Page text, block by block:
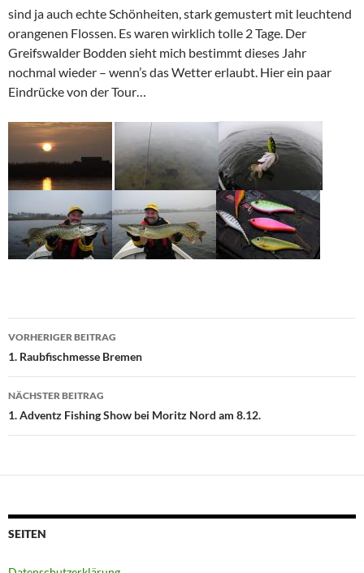
sind ja auch echte Schönheiten, stark gemustert mit leuchtend
orangenen Flossen. Es waren wirklich tolle 2 Tage. Der
Greifswalder Bodden sieht mich bestimmt dieses Jahr
nochmal wieder – wenn’s das Wetter erlaubt. Hier ein paar
Eindrücke von der Tour…
Beitragsnavigation
VORHERIGER BEITRAG
1. Raubfischmesse Bremen
NÄCHSTER BEITRAG
1. Adventz Fishing Show bei Moritz Nord am 8.12.
SEITEN